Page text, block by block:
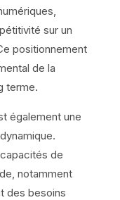
sur un
positionnement
de la
terme.
également une
de
notamment
des besoins